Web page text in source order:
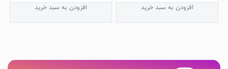
افزودن به سبد خرید
افزودن به سبد خرید